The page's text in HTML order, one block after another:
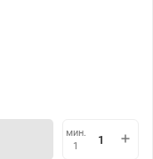
мин.
1